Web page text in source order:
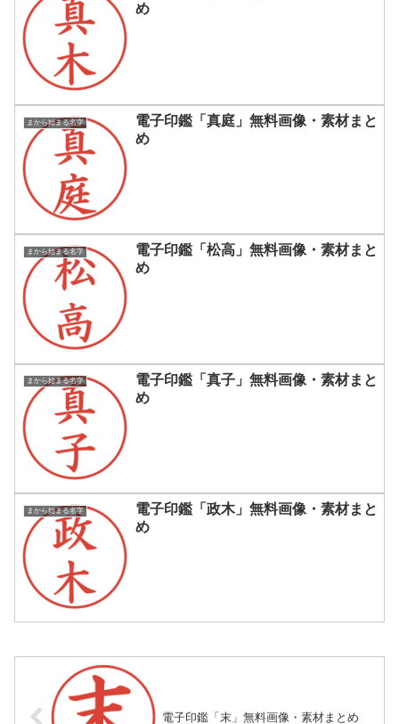
め
まから始まる名字
電子印鑑「真庭」無料画像・素材まと
め
まから始まる名字
電子印鑑「松高」無料画像・素材まと
め
まから始まる名字
電子印鑑「真子」無料画像・素材まと
め
まから始まる名字
電子印鑑「政木」無料画像・素材まと
め
電子印鑑「末」無料画像・素材まとめ